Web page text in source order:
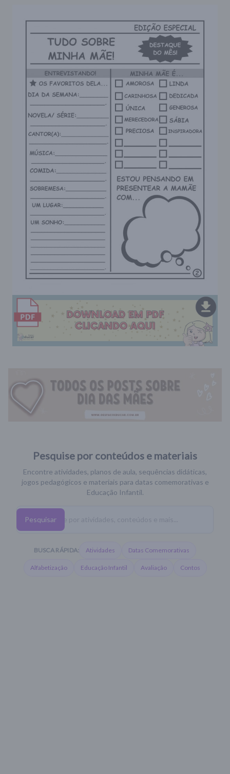
Pesquise por conteúdos e materiais
Encontre atividades, planos de aula, sequências didáticas,
jogos pedagógicos e materiais para datas comemorativas e
Educação Infantil.
Pesquisar
BUSCA RÁPIDA: Atividades Datas Comemorativas
Alfabetização Educação Infantil Avaliação Contos